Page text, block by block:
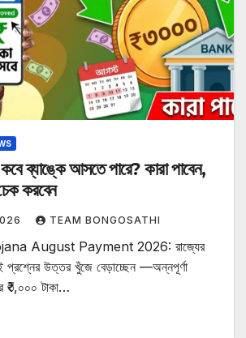
ব্যাঙ্কে আসতে পারে? কারা পাবেন,
করবেন
TEAM BONGOSATHI
August Payment 2026: রাজ্যের
প্রশ্নের উত্তর খুঁজে বেড়াচ্ছেন —অন্নপূর্ণা
₹৩,০০০ টাকা…